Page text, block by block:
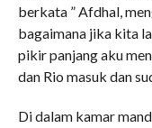
berkata ” Afdhal,
bagaimana jika kita
pikir panjang aku
dan Rio masuk dan
Di dalam kamar